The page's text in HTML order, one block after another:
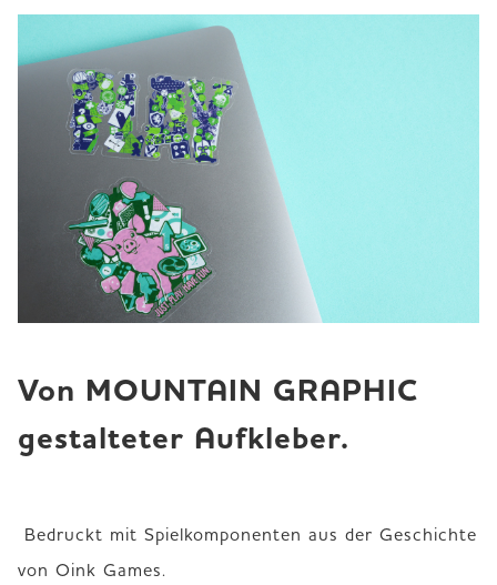
Von MOUNTAIN GRAPHIC
gestalteter Aufkleber.
von Oink Games.